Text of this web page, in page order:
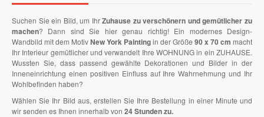
Suchen Sie ein Bild, um IhrZuhause zu verschönern und gemütlicher zu
machen? Dann sind Sie hier genau richtig! Ein modernes Design-
Wandbild mit dem MotivNew York Paintingin der Größe 90 x 70 cm macht
Ihr Interieur gemütlicher und verwandelt Ihre WOHNUNG in ein ZUHAUSE.
Wussten Sie, dass passend gewählte Dekorationen und Bilder in der
Inneneinrichtung einen positiven Einfluss auf Ihre Wahrnehmung und Ihr
Wohlbefinden haben?
Wählen Sie Ihr Bild aus, erstellen Sie Ihre Bestellung in einer Minute und
wir senden es Ihnen innerhalb von 24 Stunden zu.